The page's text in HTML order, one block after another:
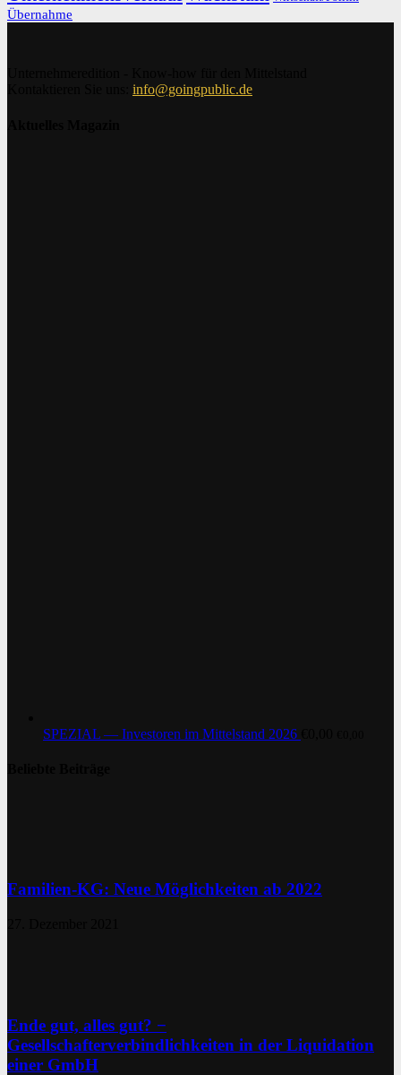
Übernahme
info@goingpublic.de
SPEZIAL — Investoren im Mittelstand 2026
Familien-KG: Neue Möglichkeiten ab 2022
Ende gut, alles gut? −
Gesellschafterverbindlichkeiten in der Liquidation
einer GmbH